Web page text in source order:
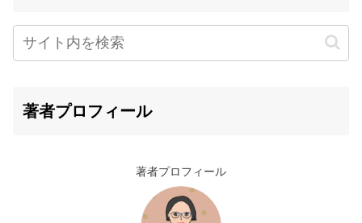
著者プロフィール
著者プロフィール